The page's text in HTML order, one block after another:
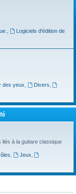
Logiciels d'édition de
des yeux Divers
liés à la guitare classique
Jeux